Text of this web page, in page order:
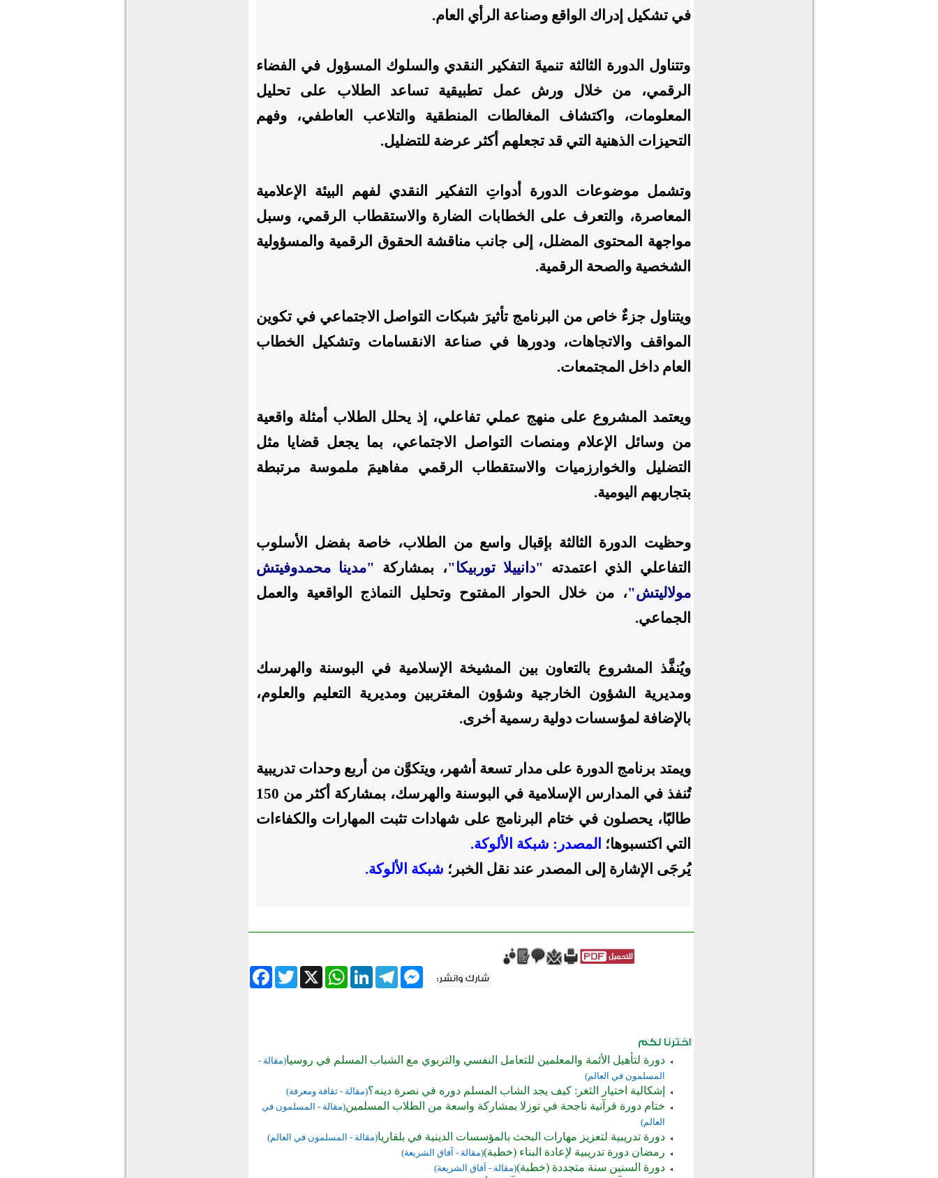
في تشكيل إدراك الواقع وصناعة الرأي العام.
وتتناول الدورة الثالثة تنميةَ التفكير النقدي والسلوك المسؤول في الفضاء
الرقمي، من خلال ورش عمل تطبيقية تساعد الطلاب على تحليل
المعلومات، واكتشاف المغالطات المنطقية والتلاعب العاطفي، وفهم
التحيزات الذهنية التي قد تجعلهم أكثر عرضة للتضليل.
وتشمل موضوعات الدورة أدواتِ التفكير النقدي لفهم البيئة الإعلامية
المعاصرة، والتعرف على الخطابات الضارة والاستقطاب الرقمي، وسبل
مواجهة المحتوى المضلل، إلى جانب مناقشة الحقوق الرقمية والمسؤولية
الشخصية والصحة الرقمية.
ويتناول جزءٌ خاص من البرنامج تأثيرَ شبكات التواصل الاجتماعي في تكوين
المواقف والاتجاهات، ودورها في صناعة الانقسامات وتشكيل الخطاب
العام داخل المجتمعات.
ويعتمد المشروع على منهج عملي تفاعلي، إذ يحلل الطلاب أمثلة واقعية
من وسائل الإعلام ومنصات التواصل الاجتماعي، بما يجعل قضايا مثل
التضليل والخوارزميات والاستقطاب الرقمي مفاهيمَ ملموسة مرتبطة
بتجاربهم اليومية.
وحظيت الدورة الثالثة بإقبال واسع من الطلاب، خاصة بفضل الأسلوب
التفاعلي الذي اعتمدته "دانييلا توربيكا"، بمشاركة "مدينا محمدوفيتش
مولاليتش"، من خلال الحوار المفتوح وتحليل النماذج الواقعية والعمل
الجماعي.
ويُنفَّذ المشروع بالتعاون بين المشيخة الإسلامية في البوسنة والهرسك
ومديرية الشؤون الخارجية وشؤون المغتربين ومديرية التعليم والعلوم،
بالإضافة لمؤسسات دولية رسمية أخرى.
ويمتد برنامج الدورة على مدار تسعة أشهر، ويتكوَّن من أربع وحدات تدريبية
تُنفذ في المدارس الإسلامية في البوسنة والهرسك، بمشاركة أكثر من 150
طالبًا، يحصلون في ختام البرنامج على شهادات تثبت المهارات والكفاءات
التي اكتسبوها؛ المصدر: شبكة الألوكة.
يُرجَى الإشارة إلى المصدر عند نقل الخبر؛ شبكة الألوكة.
FacebookTwitter X
WhatsAppLinkedInTelegram
Messenger
دورة لتأهيل الأئمة والمعلمين للتعامل النفسي والتربوي مع الشباب المسلم في روسيا(مقالة -
المسلمون في العالم)
إشكالية اختيار الثغر: كيف يجد الشاب المسلم دوره في نصرة دينه؟(مقالة - ثقافة ومعرفة)
ختام دورة قرآنية ناجحة في توزلا بمشاركة واسعة من الطلاب المسلمين(مقالة - المسلمون في
العالم)
دورة تدريبية لتعزيز مهارات البحث بالمؤسسات الدينية في بلقاريا(مقالة - المسلمون في العالم)
رمضان دورة تدريبية لإعادة البناء (خطبة)(مقالة - آفاق الشريعة)
دورة السنين سنة متجددة (خطبة)(مقالة - آفاق الشريعة)